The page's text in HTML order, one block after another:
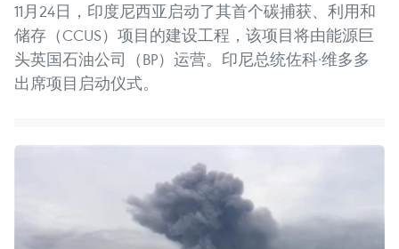
11月24日，印度尼西亚启动了其首个碳捕获、利用和
储存（CCUS）项目的建设工程，该项目将由能源巨
头英国石油公司（BP）运营。印尼总统佐科·维多多
出席项目启动仪式。